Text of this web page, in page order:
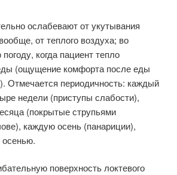
ослабевают от укутывания
от теплого воздуха; во
когда пациент тепло
(ощущение комфорта после еды
Отмечается периодичность: каждый
недели (приступы слабости),
(покрытые струпьями
каждую осень (панариции),
осенью.
поверхность локтевого